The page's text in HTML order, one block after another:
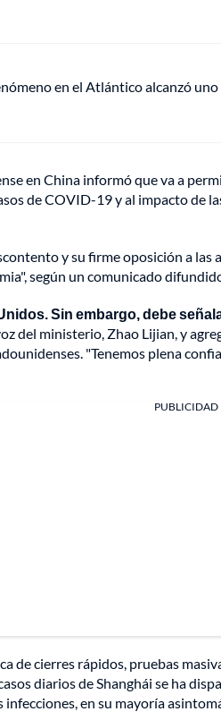
en el Atlántico alcanzó
en China informó que va a
de COVID-19 y al impacto de
y su firme oposición a
según un comunicado
Sin embargo, debe
del ministerio, Zhao Lijian, y
"Tenemos plena
PUBLICIDAD
de cierres rápidos, pruebas
diarios de Shanghái se ha
en su mayoría